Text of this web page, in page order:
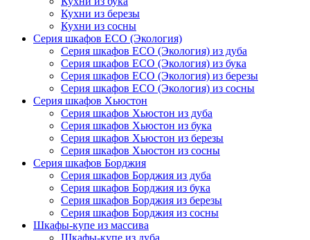
Кухни из березы
Кухни из сосны
Серия шкафов ECO (Экология)
Серия шкафов ECO (Экология) из дуба
Серия шкафов ECO (Экология) из бука
Серия шкафов ECO (Экология) из березы
Серия шкафов ECO (Экология) из сосны
Серия шкафов Хьюстон
Серия шкафов Хьюстон из дуба
Серия шкафов Хьюстон из бука
Серия шкафов Хьюстон из березы
Серия шкафов Хьюстон из сосны
Серия шкафов Борджия
Серия шкафов Борджия из дуба
Серия шкафов Борджия из бука
Серия шкафов Борджия из березы
Серия шкафов Борджия из сосны
Шкафы-купе из массива
Шкафы-купе из дуба